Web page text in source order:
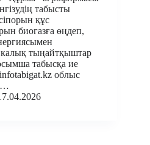
табысты
құс
биогазға өңдеп,
тыңайтқыштар
табысқа ие
облыс